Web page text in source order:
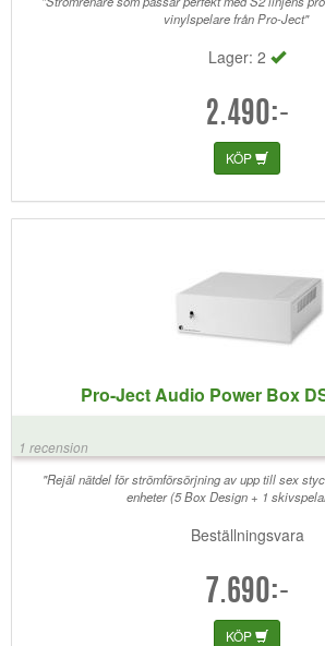
vinylspelare från Pro-Ject"
Lager: 2
2.490:-
KÖP
Pro-Ject Audio Power Box
1 recension
"Rejäl nätdel för strömförsörjning av upp till sex
enheter (5 Box Design + 1
Beställningsvara
7.690:-
KÖP